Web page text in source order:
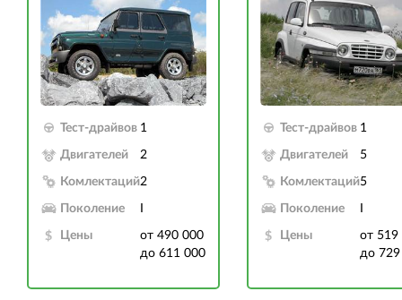
Тест-драйвов 1
Двигателей 2
Комлектаций2
Поколение
Цены
от 490 000
до 611 000
Тест-драйвов 1
Двигателей 5
Комлектаций5
Поколение
Цены
от 519
до